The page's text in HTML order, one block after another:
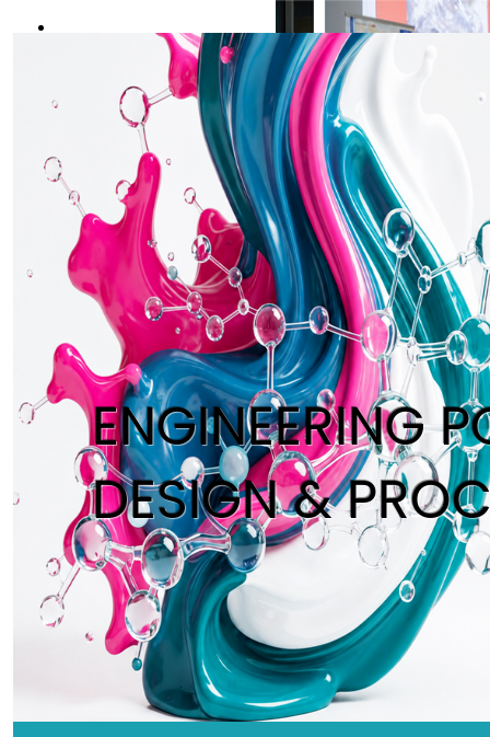
REGISTER NOW
ENGINEERING
DESIGN &